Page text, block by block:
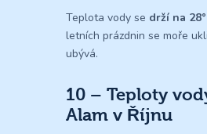
Teplota vody se drží na
letních prázdnin se moře
ubývá.
10 – Teploty
Alam v Říjnu